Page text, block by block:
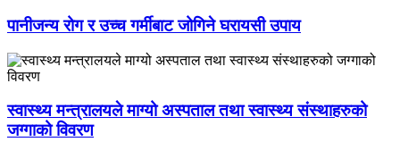
पानीजन्य रोग र उच्च गर्मीबाट जोगिने घरायसी उपाय
स्वास्थ्य मन्त्रालयले माग्यो अस्पताल तथा स्वास्थ्य संस्थाहरुको
जग्गाको विवरण